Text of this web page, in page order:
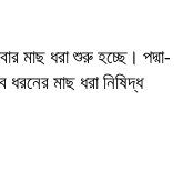
মাছ ধরা শুরু হচ্ছে। পদ্মা-
মাছ ধরা নিষিদ্ধ